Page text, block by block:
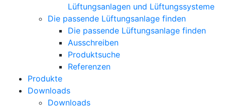
Lüftungsanlagen und Lüftungssysteme
Die passende Lüftungsanlage finden
Die passende Lüftungsanlage finden
Ausschreiben
Produktsuche
Referenzen
Produkte
Downloads
Downloads